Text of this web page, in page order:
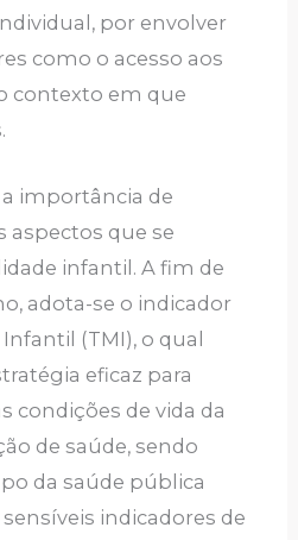
por envolver
como o acesso aos
contexto em que
a importância de
aspectos que se
infantil. A fim de
adota-se o indicador
(TMI), o qual
eficaz para
condições de vida da
de saúde, sendo
da saúde pública
indicadores de